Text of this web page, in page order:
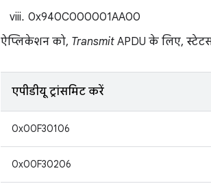
0x940C000001AA00
ऐप्लिकेशन को, Transmit APDU के लिए,
एपीडीयू ट्रांसमिट करें
0x00F30106
0x00F30206